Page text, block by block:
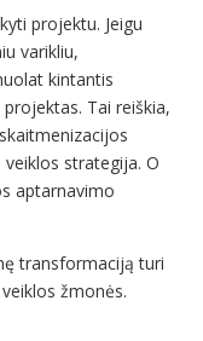
projektu. Jeigu
varikliu,
kintantis
Tai reiškia,
strategija. O
aptarnavimo
transformaciją turi
žmonės.